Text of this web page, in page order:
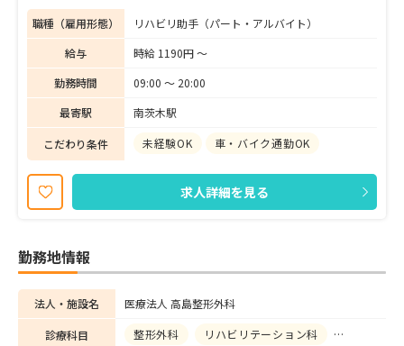
職種（雇用形態）
リハビリ助手（パート・アルバイト）
給与
時給 1190円 〜
勤務時間
09:00 〜 20:00
最寄駅
南茨木駅
こだわり条件 未経験OK 車・バイク通勤OK
求人詳細を見る
勤務地情報
法人・施設名 医療法人 高島整形外科
診療科目 整形外科 リハビリテーション科